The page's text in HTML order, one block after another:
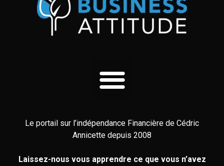
Le portail sur l’indépendance Financière de Cédric
Annicette depuis 2008
Laissez-nous vous apprendre ce que vous n’avez